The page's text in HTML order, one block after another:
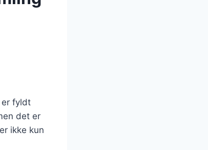
er fyldt
det er
ikke kun